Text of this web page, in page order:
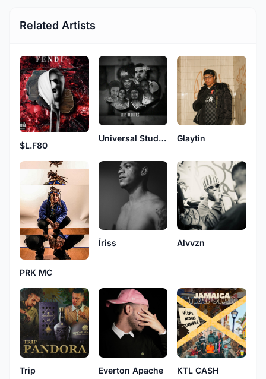
Related Artists
$L.F80
Universal Studio Trap Glaytin
PRK MC
Íriss Alvvzn
Trip Everton Apache KTL CASH